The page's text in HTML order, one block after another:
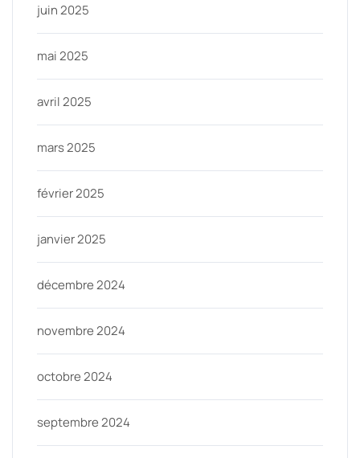
juin 2025
mai 2025
avril 2025
mars 2025
février 2025
janvier 2025
décembre 2024
novembre 2024
octobre 2024
septembre 2024